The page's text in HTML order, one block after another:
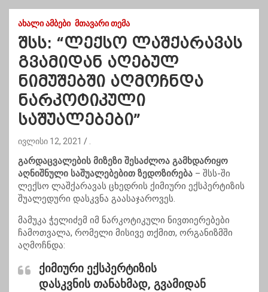
ᲐᲮᲐᲚᲘ ᲐᲛᲑᲔᲑᲘ ᲛᲗᲐᲕᲐᲠᲘ ᲗᲔᲛᲐ
შსს: “ლექსო ლაშქარავას
გვამიდან აღებულ
ნიმუშებში აღმოჩნდა
ნარკოტიკული
საშუალებები”
ივლისი 12, 2021
გარდაცვალების მიზეზი შესაძლოა გამხდარიყო
აღნიშნული საშუალებებით ზედოზირება – შსს-ში
ლექსო ლაშქარავას ცხედრის ქიმიური ექსპერტიზის
შუალედური დასკვნა გაასაჯაროვეს.
მამუკა ჭელიძემ იმ ნარკოტიკული ნივთიერებები
ჩამოთვალა, რომელი მისივე თქმით, ორგანიზმში
აღმოჩნდა:
ქიმიური ექსპერტიზის
დასკვნის თანახმად, გვამიდან